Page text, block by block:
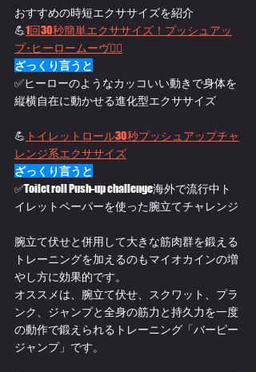
おすすめの時短エクササイズを紹介
💪1回30秒簡単エクササイズ！プッシュアッ
プ･ヒーロームーヴ🦸‍♂️
ざっくり言うと
✅ヒーローのようなカッコいい動きで身体を
縦横自在に動かせる進化型エクササイズ
💪 トイレットロール30秒プッシュアップチャ
レンジ系エクササイズ
ざっくり言うと
✅Toilet roll Push-up challenge海外で流行中ト
イレットペーパーを使った腕立てチャレンジ
腕立て伏せと併用して大きな筋肉群を鍛える
トレーニングを加えるのもマイオカインの増
やし方に効果的です。
オススメは、腕立て伏せ、スクワット、プラ
ンク、ジャンプと全身の筋力と持久力を一度
の動作で鍛えられるトレーニング「バーピー
ジャンプ」です。